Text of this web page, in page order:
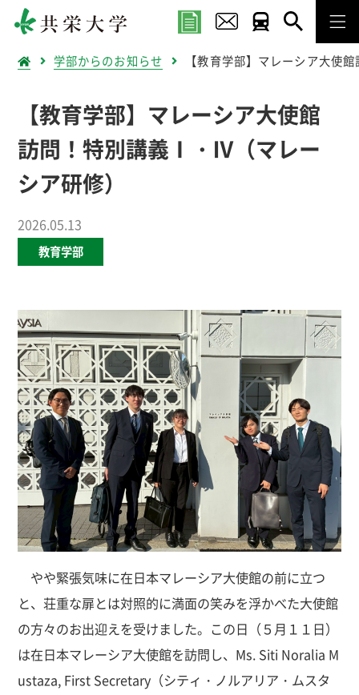
学部からのお知らせ 【教育学部】マレーシア大使
【教育学部】マレーシア大使館
訪問！特別講義Ⅰ・Ⅳ（マレー
シア研修）
2026.05.13
教育学部
やや緊張気味に在日本マレーシア大使館の前に立つ
と、荘重な扉とは対照的に満面の笑みを浮かべた大使館
の方々のお出迎えを受けました。この日（５月１１日）
は在日本マレーシア大使館を訪問し、Ms. Siti Noralia M
ustaza, First Secretary（シティ・ノルアリア・ムスタ